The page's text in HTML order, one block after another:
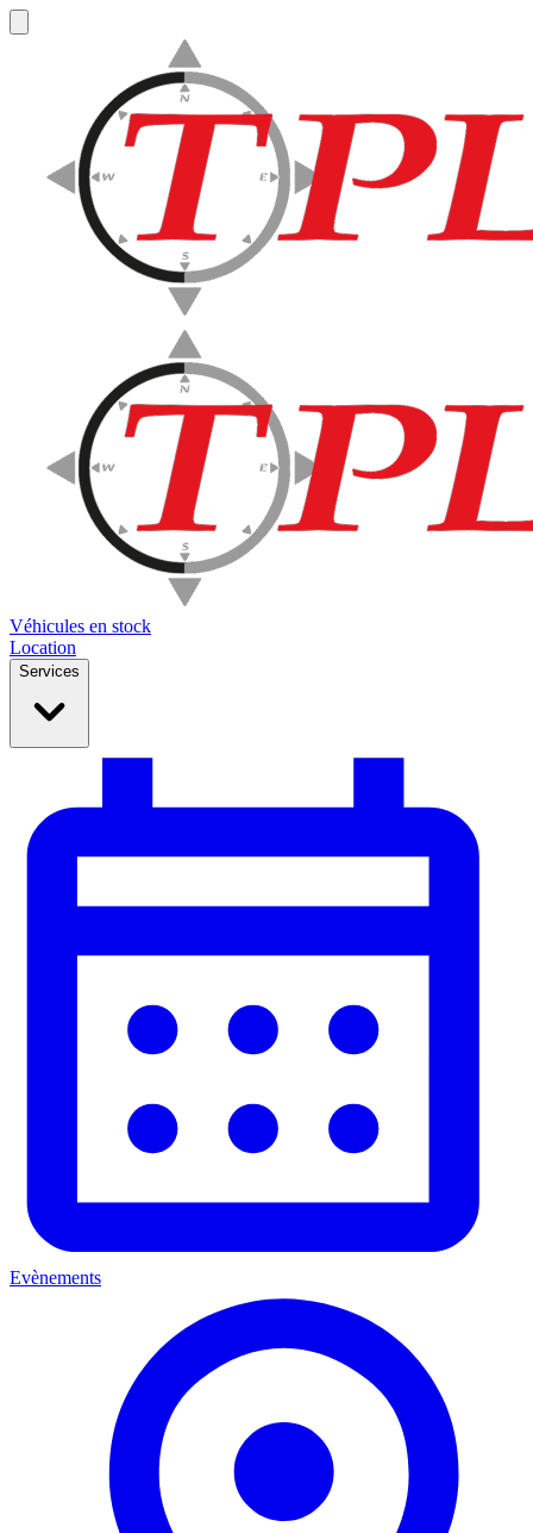
Véhicules en stock
Location
Services
Evènements